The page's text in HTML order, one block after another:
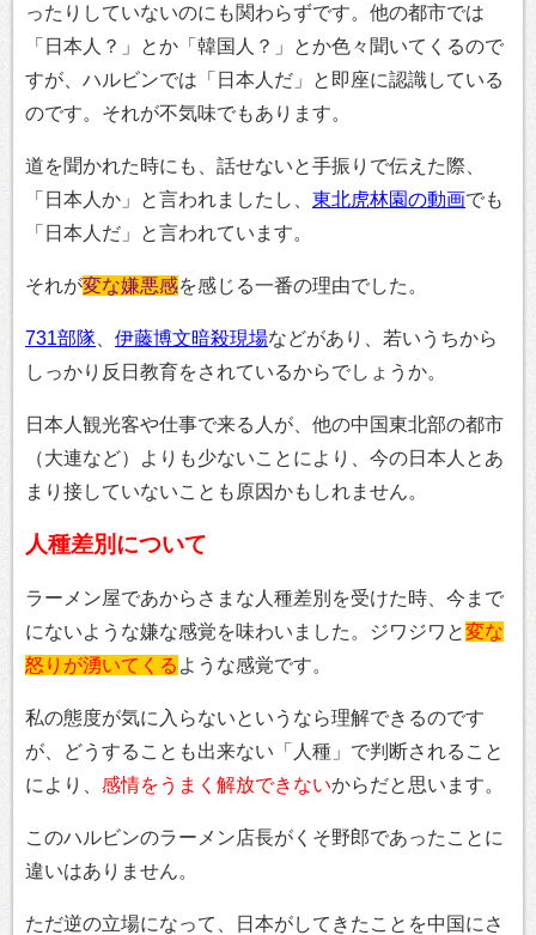
ったりしていないのにも関わらずです。他の都市では
「日本人？」とか「韓国人？」とか色々聞いてくるので
すが、ハルビンでは「日本人だ」と即座に認識している
のです。それが不気味でもあります。
道を聞かれた時にも、話せないと手振りで伝えた際、
「日本人か」と言われましたし、 東北虎林園の動画でも
「日本人だ」と言われています。
それが変な嫌悪感を感じる一番の理由でした。
731部隊 伊藤博文暗殺現場などがあり、若いうちから
しっかり反日教育をされているからでしょうか。
日本人観光客や仕事で来る人が、他の中国東北部の都市
（大連など）よりも少ないことにより、今の日本人とあ
まり接していないことも原因かもしれません。
人種差別について
ラーメン屋であからさまな人種差別を受けた時、今まで
にないような嫌な感覚を味わいました。ジワジワと変な
怒りが湧いてくる ような感覚です。
私の態度が気に入らないというなら理解できるのです
が、どうすることも出来ない「人種」で判断されること
により、 感情をうまく解放できないからだと思います。
このハルビンのラーメン店長がくそ野郎であったことに
違いはありません。
ただ逆の立場になって、日本がしてきたことを中国にさ